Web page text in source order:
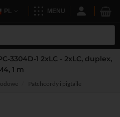
PL MENU
3304D-1 2xLC - 2xLC, duplex,
1 m
Patchcordy i pigtaile